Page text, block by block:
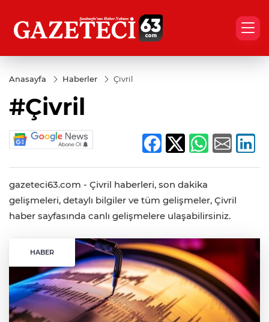
Anasayfa Haberler Çivril
#Çivril
gazeteci63.com - Çivril haberleri, son dakika
gelişmeleri, detaylı bilgiler ve tüm gelişmeler, Çivril
haber sayfasında canlı gelişmelere ulaşabilirsiniz.
HABER